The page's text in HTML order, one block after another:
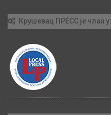
Крушевац ПРЕСС је члан у: